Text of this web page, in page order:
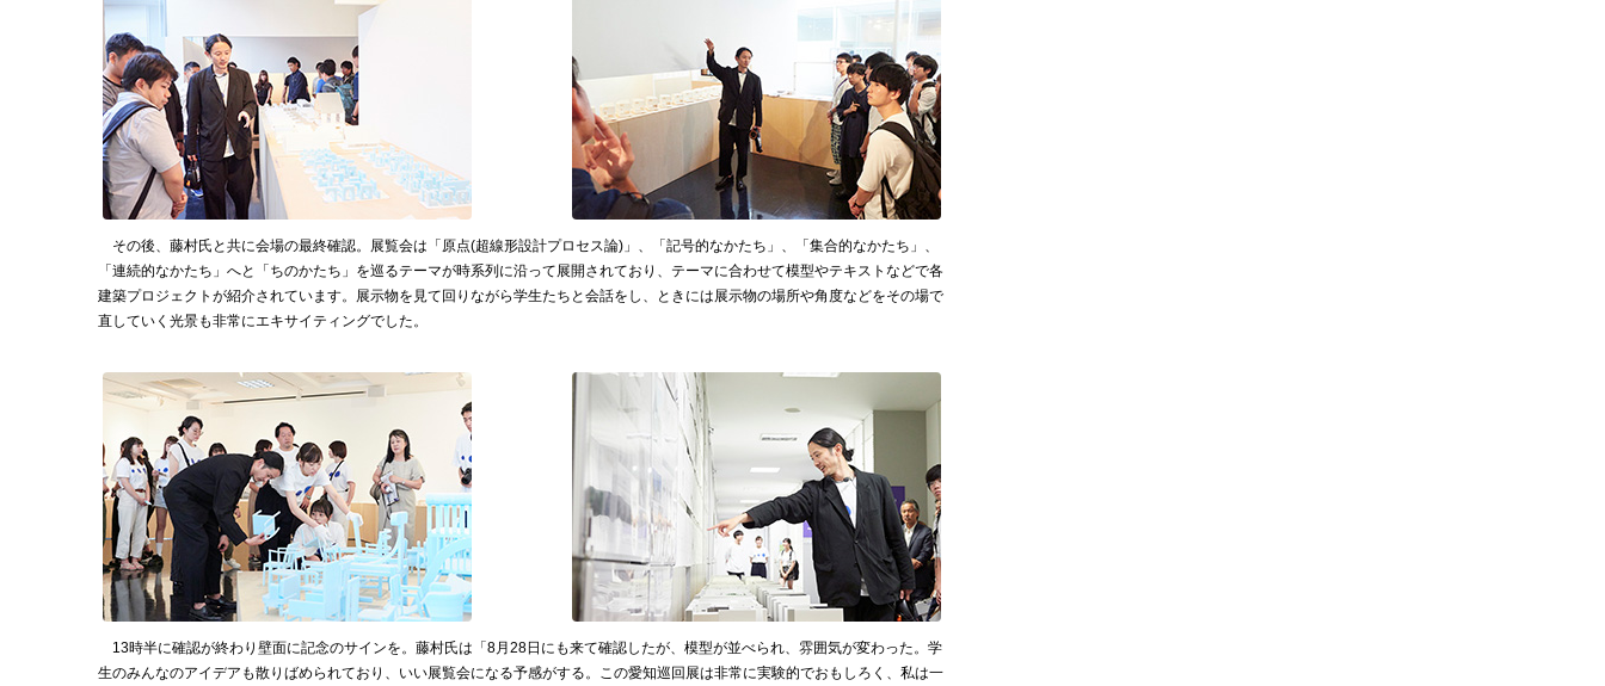
その後、藤村氏と共に会場の最終確認。展覧会は「原点(超線形設計プロセス論)」、「記号的なかたち」、「集合的なかたち」、
「連続的なかたち」へと「ちのかたち」を巡るテーマが時系列に沿って展開されており、テーマに合わせて模型やテキストなどで各
建築プロジェクトが紹介されています。展示物を見て回りながら学生たちと会話をし、ときには展示物の場所や角度などをその場で
直していく光景も非常にエキサイティングでした。
13時半に確認が終わり壁面に記念のサインを。藤村氏は「8月28日にも来て確認したが、模型が並べられ、雰囲気が変わった。学
生のみんなのアイデアも散りばめられており、いい展覧会になる予感がする。この愛知巡回展は非常に実験的でおもしろく、私は一